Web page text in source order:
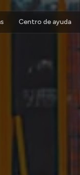
Centro de ayuda